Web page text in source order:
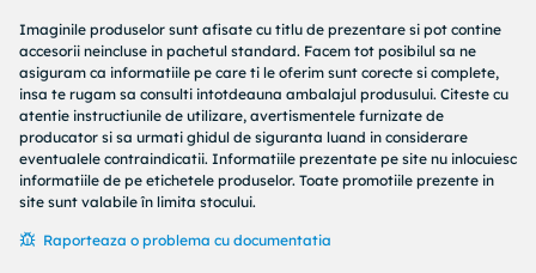
dezvoltarea imaginatiei copiilor Include o papusa de 27 cm,
haine, pantofi si accesorii. Colectioneaza-le pe toate! Poti
colectiona 4 personaje diferite City Babe, Fly Gurl,
Snowlicious si Miss Royale. Care este preferata ta? Fiecare
se vinde separat. Cadoul perfect pentru copiii cu varsta de
peste 3 ani!
Imaginile produselor sunt afisate cu titlu de prezentare si pot contine
accesorii neincluse in pachetul standard. Facem tot posibilul sa ne
asiguram ca informatiile pe care ti le oferim sunt corecte si complete,
insa te rugam sa consulti intotdeauna ambalajul produsului. Citeste cu
atentie instructiunile de utilizare, avertismentele furnizate de
producator si sa urmati ghidul de siguranta luand in considerare
eventualele contraindicatii. Informatiile prezentate pe site nu inlocuiesc
informatiile de pe etichetele produselor. Toate promotiile prezente in
site sunt valabile în limita stocului.
Raporteaza o problema cu documentatia